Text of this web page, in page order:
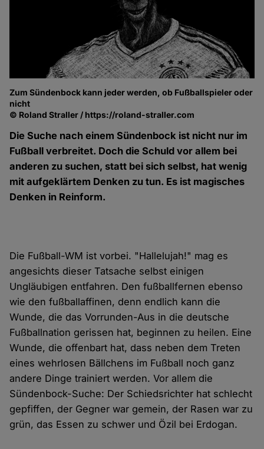
Zum Sündenbock kann jeder werden, ob Fußballspieler oder
nicht
© Roland Straller / https://roland-straller.com
Die Suche nach einem Sündenbock ist nicht nur im
Fußball verbreitet. Doch die Schuld vor allem bei
anderen zu suchen, statt bei sich selbst, hat wenig
mit aufgeklärtem Denken zu tun. Es ist magisches
Denken in Reinform.
Die Fußball-WM ist vorbei. "Hallelujah!" mag es
angesichts dieser Tatsache selbst einigen
Ungläubigen entfahren. Den fußballfernen ebenso
wie den fußballaffinen, denn endlich kann die
Wunde, die das Vorrunden-Aus in die deutsche
Fußballnation gerissen hat, beginnen zu heilen. Eine
Wunde, die offenbart hat, dass neben dem Treten
eines wehrlosen Bällchens im Fußball noch ganz
andere Dinge trainiert werden. Vor allem die
Sündenbock-Suche: Der Schiedsrichter hat schlecht
gepfiffen, der Gegner war gemein, der Rasen war zu
grün, das Essen zu schwer und Özil bei Erdogan.